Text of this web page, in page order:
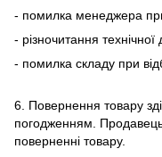
- помилка менеджера
- різночитання технічної
- помилка складу при
6. Повернення товару
погодженням.
поверненні товару.